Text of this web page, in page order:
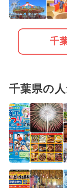
千
千葉県の